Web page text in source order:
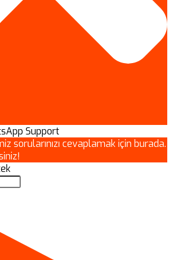
sorularınızı cevaplamak için burada.